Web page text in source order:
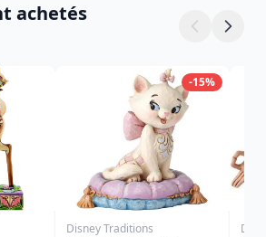
achetés
-15%
Disney Traditions